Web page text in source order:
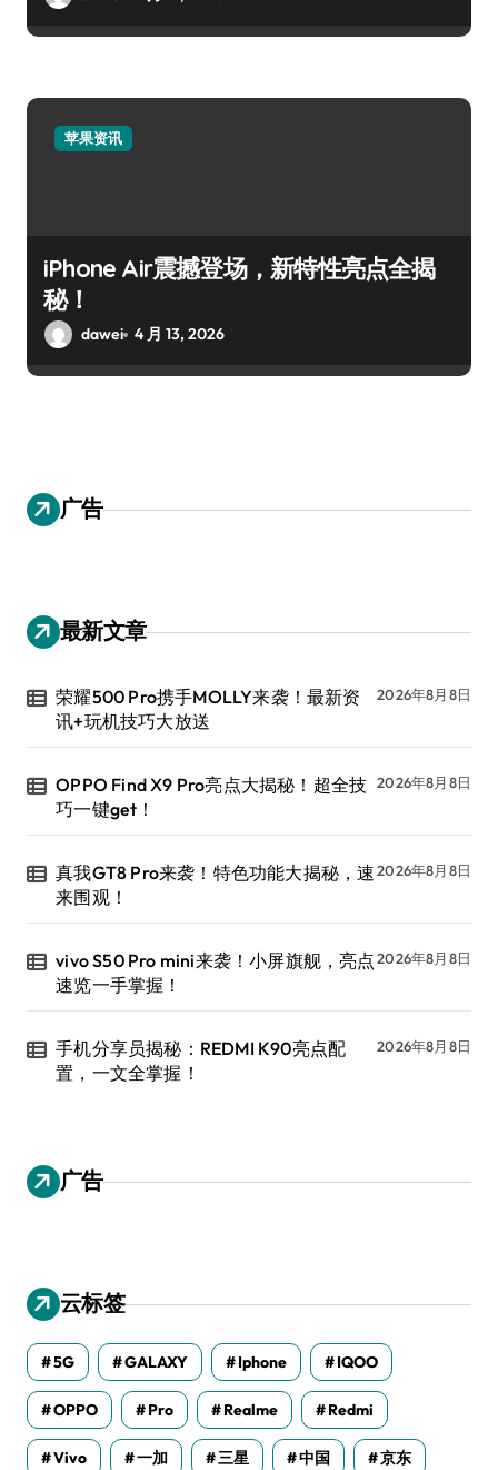
苹果资讯
iPhone Air震撼登场，新特性亮点全揭
秘！
dawei 4 月 13, 2026
广告
最新文章
荣耀500 Pro携手MOLLY来袭！最新资
讯+玩机技巧大放送
2026年8月8日
OPPO Find X9 Pro亮点大揭秘！超全技
巧一键get！
2026年8月8日
真我GT8 Pro来袭！特色功能大揭秘，速
来围观！
2026年8月8日
vivo S50 Pro mini来袭！小屏旗舰，亮点
速览一手掌握！
2026年8月8日
手机分享员揭秘：REDMI K90亮点配
置，一文全掌握！
2026年8月8日
广告
云标签
5G GALAXY Iphone IQOO
OPPO Pro Realme Redmi
Vivo 一加 三星 中国 京东